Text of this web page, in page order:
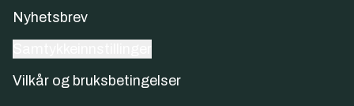
Nyhetsbrev
Vilkår og bruksbetingelser